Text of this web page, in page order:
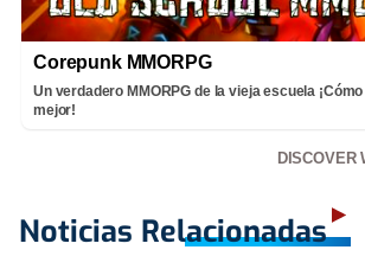
Corepunk MMORPG
Un verdadero MMORPG de la vieja escuela
mejor!
DISCOVER
Noticias Relacionadas